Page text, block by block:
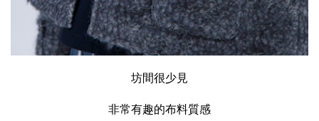
坊間很少見
非常有趣的布料質感